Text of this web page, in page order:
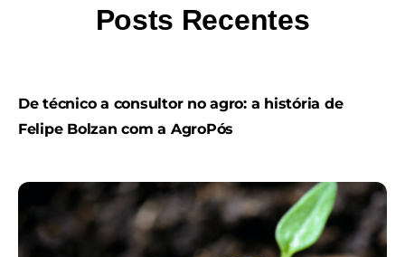
Posts Recentes
De técnico a consultor no agro: a história de
Felipe Bolzan com a AgroPós